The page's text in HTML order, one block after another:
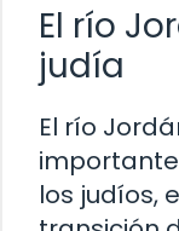
El río
judía
El río
los judíos,